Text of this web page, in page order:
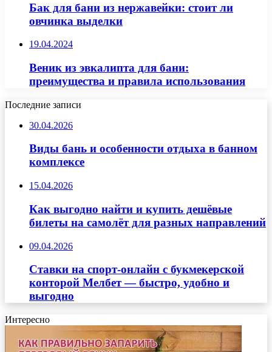
Бак для бани из нержавейки: стоит ли
овчинка выделки
19.04.2024
Веник из эвкалипта для бани:
преимущества и правила использования
Последние записи
30.04.2026
Виды бань и особенности отдыха в банном
комплексе
15.04.2026
Как выгодно найти и купить дешёвые
билеты на самолёт для разных направлений
09.04.2026
Ставки на спорт-онлайн с букмекерской
конторой Мелбет — быстро, удобно и
выгодно
Интересно